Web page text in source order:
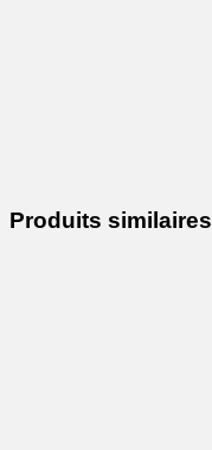
Produits similaires